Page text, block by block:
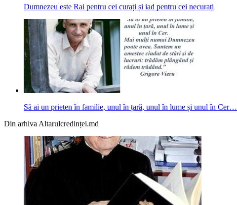
Dumnezeu este Rai pentru cei curați și iad pentru cei necurați
Să ai un prieten în familie, unul în țară, unul în lume și unul în Cer…
Din arhiva Altarulcredinței.md